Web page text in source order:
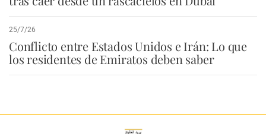
25/7/26
Conflicto entre Estados Unidos e Irán: Lo que
los residentes de Emiratos deben saber